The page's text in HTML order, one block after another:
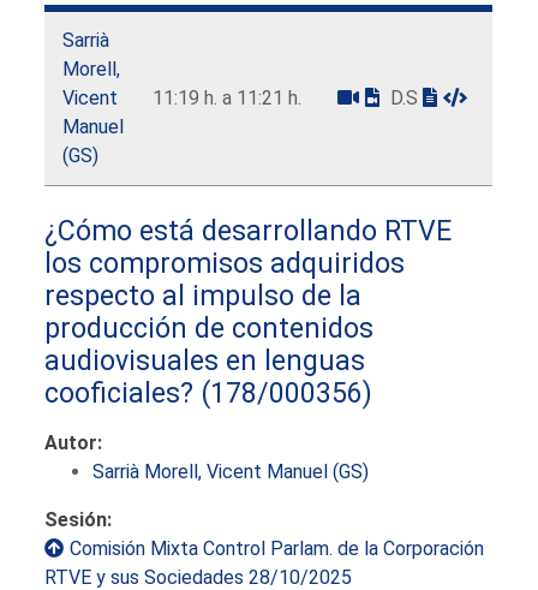
Sarrià
Morell,
Vicent
Manuel
(GS)
11:19 h. a 11:21 h. D.S
¿Cómo está desarrollando RTVE
los compromisos adquiridos
respecto al impulso de la
producción de contenidos
audiovisuales en lenguas
cooficiales? (178/000356)
Autor:
Sarrià Morell, Vicent Manuel (GS)
Sesión:
Comisión Mixta Control Parlam. de la Corporación
RTVE y sus Sociedades 28/10/2025